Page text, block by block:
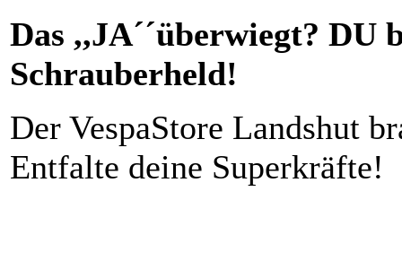
Das ,,JA´´überwiegt? DU
Schrauberheld!
Der VespaStore Landshut
Entfalte deine Superkräfte!